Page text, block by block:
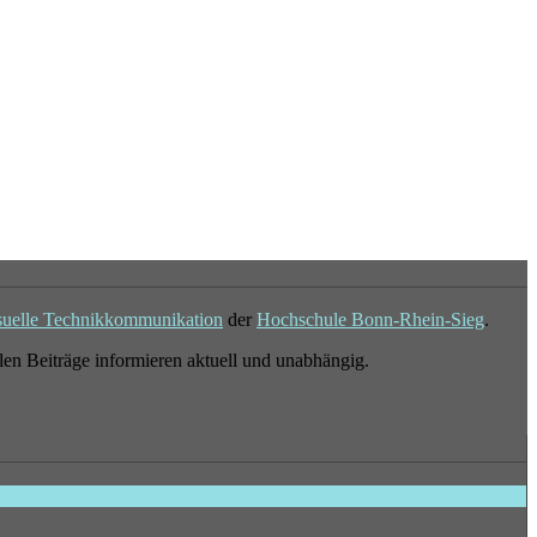
Technikkommunikation der Hochschule Bonn-Rhein-Sieg.
Beiträge informieren aktuell und unabhängig.